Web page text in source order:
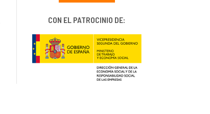
CON EL PATROCINIO DE: